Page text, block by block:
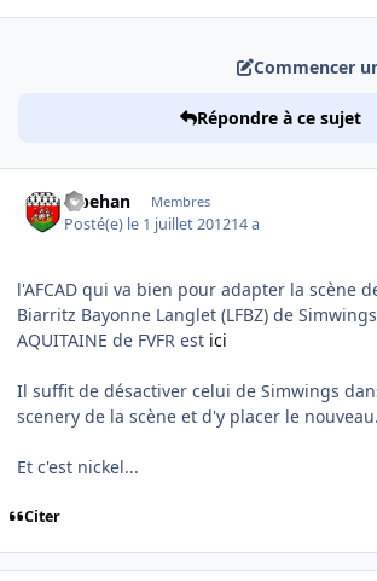
Commencer
Répondre à ce sujet
lebehan Membres
Posté(e) le 1 juillet 201214 a
l'AFCAD qui va bien pour adapter la scène
Biarritz Bayonne Langlet (LFBZ) de
AQUITAINE de FVFR est ici
Il suffit de désactiver celui de Simwings
scenery de la scène et d'y placer le nouveau.
Et c'est nickel...
Citer